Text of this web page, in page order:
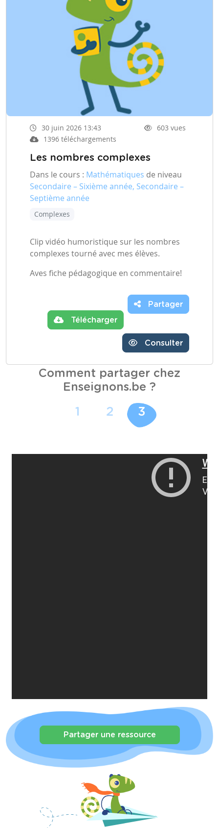
30 juin 2026 13:43
603 vues
1396 téléchargements
Les nombres complexes
Dans le cours : Mathématiques de niveau
Secondaire – Sixième année, Secondaire –
Septième année
Complexes
Clip vidéo humoristique sur les nombres
complexes tourné avec mes élèves.
Aves fiche pédagogique en commentaire!
Télécharger
Partager
Consulter
Comment partager chez
Enseignons.be ?
1 2 3
Partager une ressource